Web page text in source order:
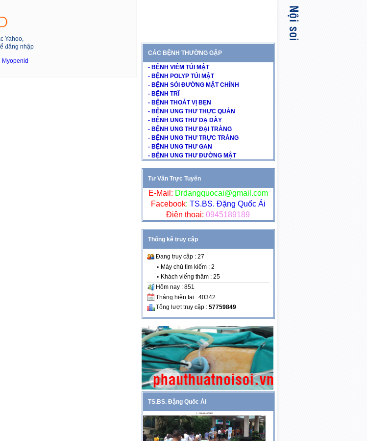
Yahoo,
đăng nhập
Myopenid
CÁC BỆNH THƯỜNG GẶP
- BỆNH VIÊM TÚI MẬT
- BỆNH POLYP TÚI MẬT
- BỆNH SỎI ĐƯỜNG MẬT CHÍNH
- BỆNH TRĨ
- BỆNH THOÁT VỊ BẸN
- BỆNH UNG THƯ THỰC QUẢN
- BỆNH UNG THƯ DẠ DÀY
- BỆNH UNG THƯ ĐẠI TRÀNG
- BỆNH UNG THƯ TRỰC TRÀNG
- BỆNH UNG THƯ GAN
- BỆNH UNG THƯ ĐƯỜNG MẬT
Tư Vấn Trực Tuyến
E-Mail: Drdangquocai@gmail.com
Facebook: TS.BS. Đặng Quốc Ái
Điện thoại: 0945189189
Thống kê truy cập
Đang truy cập : 27
• Máy chủ tìm kiếm : 2
• Khách viếng thăm : 25
Hôm nay : 851
Tháng hiện tại : 40342
Tổng lượt truy cập : 57759849
TS.BS. Đặng Quốc Ái